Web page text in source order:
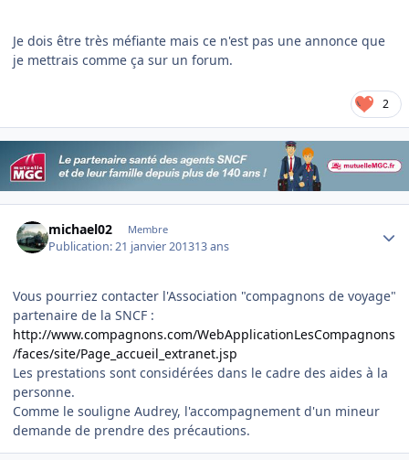
Je dois être très méfiante mais ce n'est pas une annonce que
je mettrais comme ça sur un forum.
2
michael02 Membre
Publication:21 janvier 201313 ans
Vous pourriez contacter l'Association "compagnons de voyage"
partenaire de la SNCF :
http://www.compagnons.com/WebApplicationLesCompagnons
/faces/site/Page_accueil_extranet.jsp
Les prestations sont considérées dans le cadre des aides à la
personne.
Comme le souligne Audrey, l'accompagnement d'un mineur
demande de prendre des précautions.